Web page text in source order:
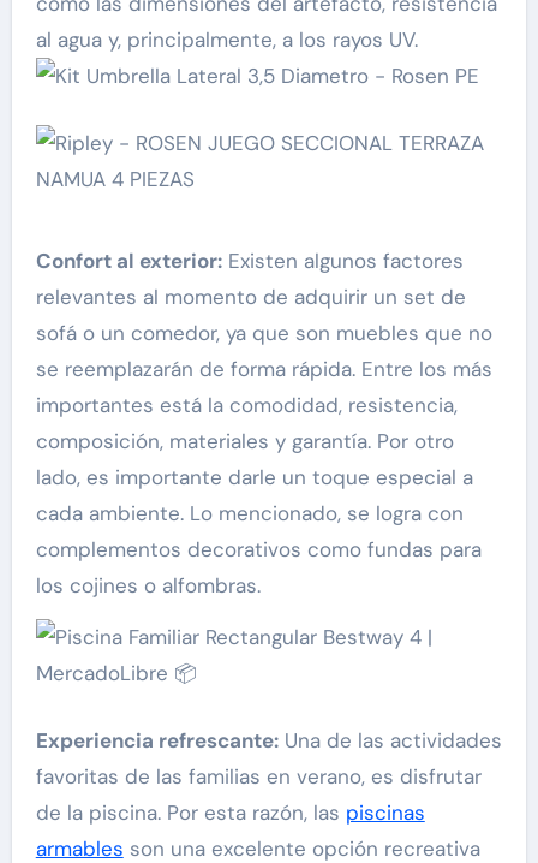
al agua y, principalmente, a los rayos UV.
Confort al exterior:Existen algunos factores
relevantes al momento de adquirir un set de
sofá o un comedor, ya que son muebles que no
se reemplazarán de forma rápida. Entre los más
importantes está la comodidad, resistencia,
composición, materiales y garantía. Por otro
lado, es importante darle un toque especial a
cada ambiente. Lo mencionado, se logra con
complementos decorativos como fundas para
los cojines o alfombras.
Experiencia refrescante:Una de las actividades
favoritas de las familias en verano, es disfrutar
de la piscina. Por esta razón, las piscinas
armables son una excelente opción recreativa